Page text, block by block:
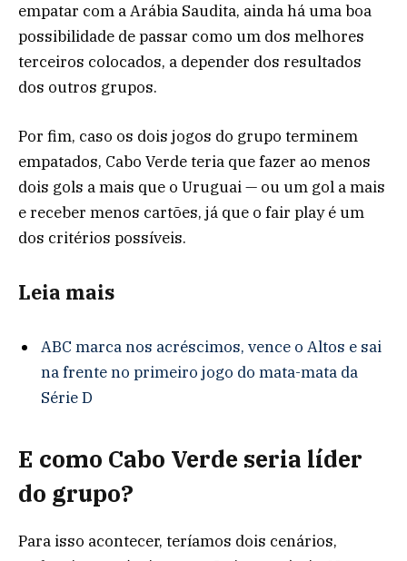
empatar com a Arábia Saudita, ainda há uma boa
possibilidade de passar como um dos melhores
terceiros colocados, a depender dos resultados
dos outros grupos.
Por fim, caso os dois jogos do grupo terminem
empatados, Cabo Verde teria que fazer ao menos
dois gols a mais que o Uruguai — ou um gol a mais
e receber menos cartões, já que o fair play é um
dos critérios possíveis.
Leia mais
ABC marca nos acréscimos, vence o Altos e sai
na frente no primeiro jogo do mata-mata da
Série D
E como Cabo Verde seria líder
do grupo?
Para isso acontecer, teríamos dois cenários,